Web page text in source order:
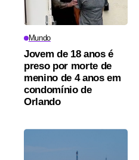
Mundo
Jovem de 18 anos é
preso por morte de
menino de 4 anos em
condomínio de
Orlando